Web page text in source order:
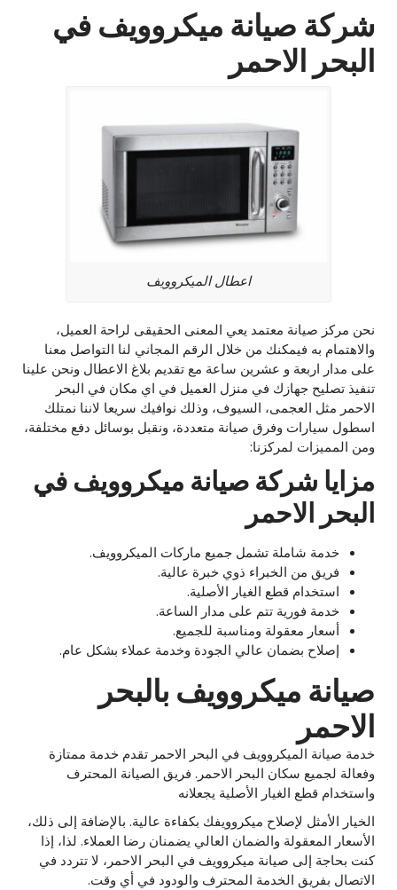
شركة صيانة ميكروويف في
البحر الاحمر
اعطال الميكروويف
نحن مركز صيانة معتمد يعي المعنى الحقيقى لراحة العميل،
والاهتمام به فيمكنك من خلال الرقم المجاني لنا التواصل معنا
على مدار اربعة و عشرين ساعة مع تقديم بلاغ الاعطال ونحن علينا
تنفيذ تصليح جهازك في منزل العميل في اي مكان في البحر
الاحمر مثل العجمى، السيوف، وذلك نوافيك سريعا لاننا نمتلك
اسطول سيارات وفرق صيانة متعددة، ونقبل بوسائل دفع مختلفة،
ومن المميزات لمركزنا:
مزايا شركة صيانة ميكروويف في
البحر الاحمر
خدمة شاملة تشمل جميع ماركات الميكروويف.
فريق من الخبراء ذوي خبرة عالية.
استخدام قطع الغيار الأصلية.
خدمة فورية تتم على مدار الساعة.
أسعار معقولة ومناسبة للجميع.
إصلاح بضمان عالي الجودة وخدمة عملاء بشكل عام.
صيانة ميكروويف بالبحر
الاحمر
خدمة صيانة الميكروويف في البحر الاحمر تقدم خدمة ممتازة
وفعالة لجميع سكان البحر الاحمر. فريق الصيانة المحترف
واستخدام قطع الغيار الأصلية يجعلانه
الخيار الأمثل لإصلاح ميكروويفك بكفاءة عالية. بالإضافة إلى ذلك،
الأسعار المعقولة والضمان العالي يضمنان رضا العملاء. لذا، إذا
كنت بحاجة إلى صيانة ميكروويف في البحر الاحمر، لا تتردد في
الاتصال بفريق الخدمة المحترف والودود في أي وقت.